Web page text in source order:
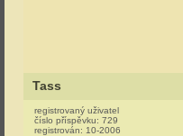
Tass
registrovaný uživatel
číslo příspěvku: 729
registrován: 10-2006